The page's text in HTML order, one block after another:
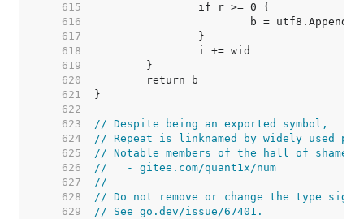
   615
   616
   617
   618
   619
   620
   621
   622
   623
// Despite being an exported symbol,
   624
// Repeat is linknamed by widely used
   625
// Notable members of the hall of shame
   626
//   - gitee.com/quant1x/num
   627
//
   628
// Do not remove or change the type
   629
// See go.dev/issue/67401.